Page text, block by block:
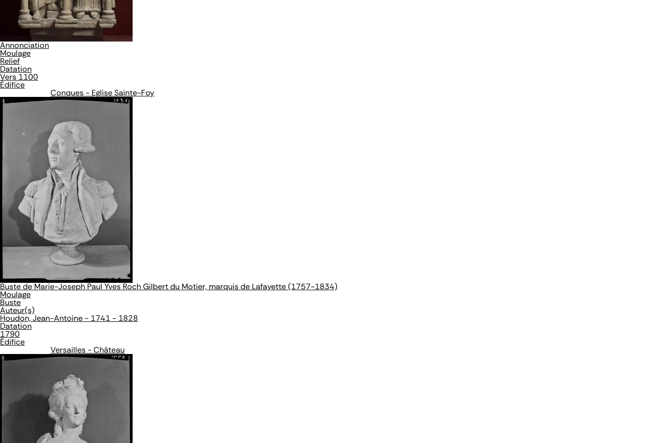
Annonciation
Moulage
Relief
Datation
Vers 1100
Édifice
Conques - Eglise Sainte-Foy
Buste de Marie-Joseph Paul Yves Roch Gilbert du Motier, marquis de Lafayette (1757-1834)
Moulage
Buste
Auteur(s)
Houdon, Jean-Antoine - 1741 - 1828
Datation
1790
Édifice
Versailles - Château